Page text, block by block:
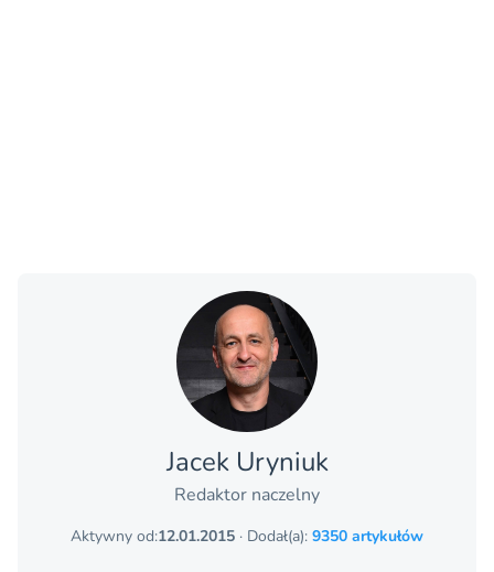
Jacek Uryniuk
Redaktor naczelny
Aktywny od:12.01.2015 · Dodał(a): 9350 artykułów